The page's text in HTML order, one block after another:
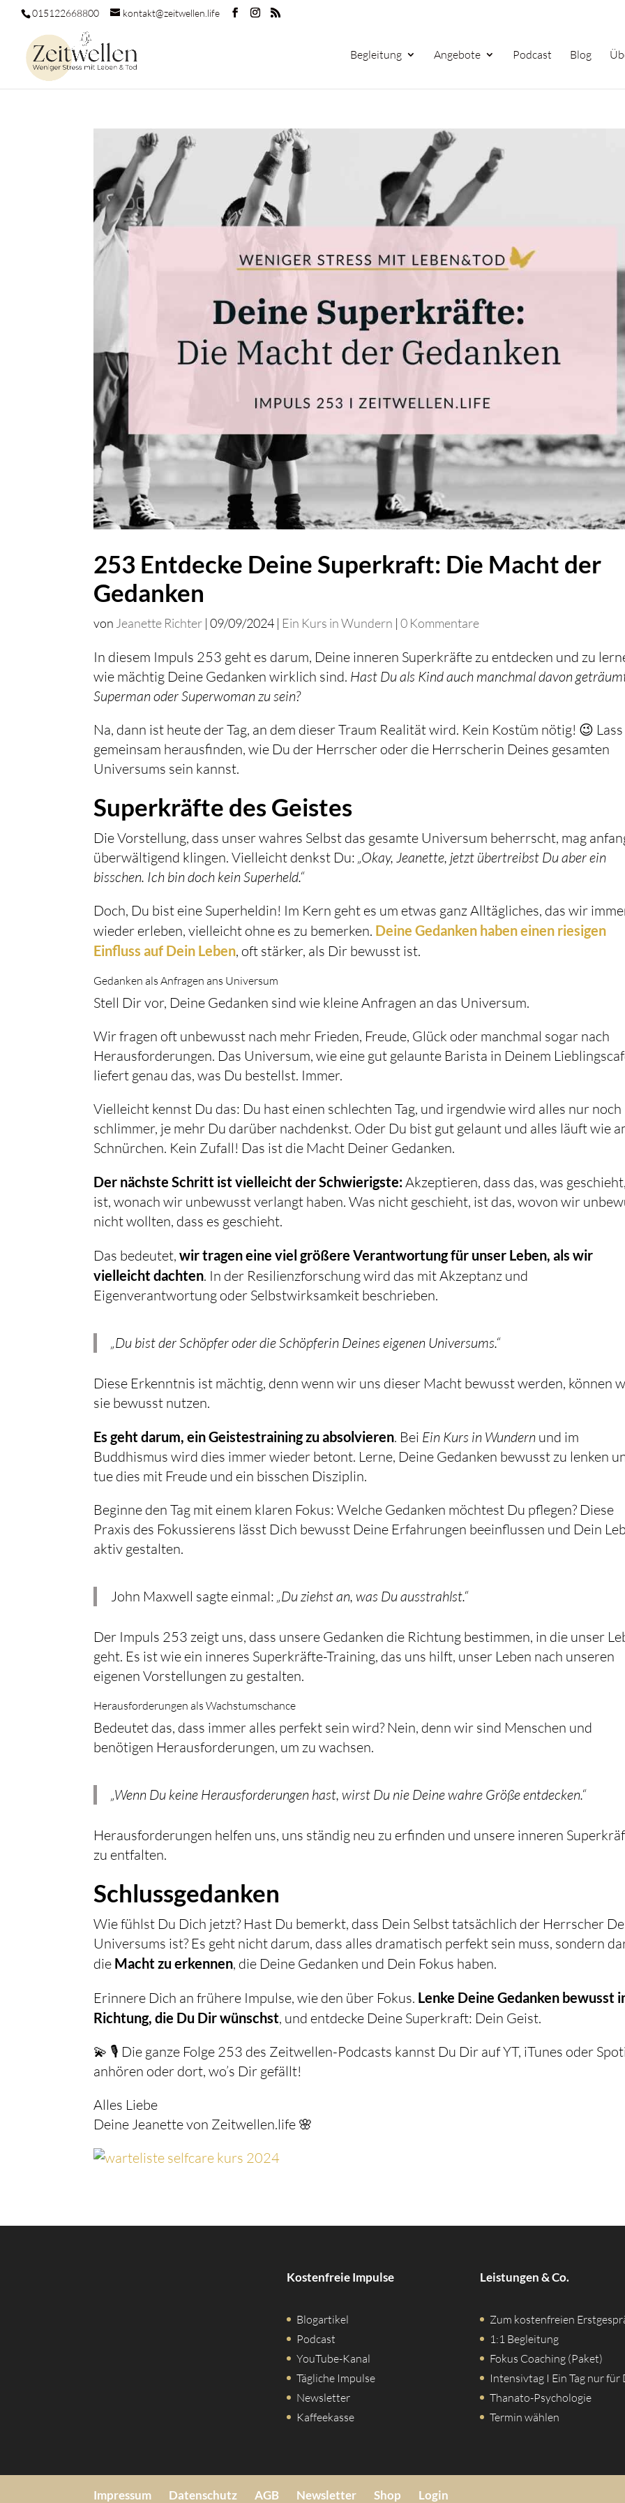
015122668800 kontakt@zeitwellen.life
Begleitung Angebote Podcast Blog
253 Entdecke Deine Superkraft: Die Macht der
Gedanken
von Jeanette Richter |09/09/2024 | Ein Kurs in Wundern |0 Kommentare
In diesem Impuls 253 geht es darum, Deine inneren Superkräfte zu entdecken und zu
wie mächtig Deine Gedanken wirklich sind. Hast Du als Kind auch manchmal davon
Superman oder Superwoman zu sein?
Na, dann ist heute der Tag, an dem dieser Traum Realität wird. Kein Kostüm nötig! 😉
gemeinsam herausfinden, wie Du der Herrscher oder die Herrscherin Deines gesamten
Universums sein kannst.
Superkräfte des Geistes
Die Vorstellung, dass unser wahres Selbst das gesamte Universum beherrscht, mag
überwältigend klingen. Vielleicht denkst Du:„Okay, Jeanette, jetzt übertreibst Du aber ein
bisschen. Ich bin doch kein Superheld.“
Doch, Du bist eine Superheldin! Im Kern geht es um etwas ganz Alltägliches, das wir
wieder erleben, vielleicht ohne es zu bemerken. Deine Gedanken haben einen riesigen
Einfluss auf Dein Leben, oft stärker, als Dir bewusst ist.
Gedanken als Anfragen ans Universum
Stell Dir vor, Deine Gedanken sind wie kleine Anfragen an das Universum.
Wir fragen oft unbewusst nach mehr Frieden, Freude, Glück oder manchmal sogar nach
Herausforderungen. Das Universum, wie eine gut gelaunte Barista in Deinem
liefert genau das, was Du bestellst. Immer.
Vielleicht kennst Du das: Du hast einen schlechten Tag, und irgendwie wird alles nur noch
schlimmer, je mehr Du darüber nachdenkst. Oder Du bist gut gelaunt und alles läuft wie
Schnürchen. Kein Zufall! Das ist die Macht Deiner Gedanken.
Der nächste Schritt ist vielleicht der Schwierigste:Akzeptieren, dass das, was
ist, wonach wir unbewusst verlangt haben. Was nicht geschieht, ist das, wovon wir
nicht wollten, dass es geschieht.
Das bedeutet,wir tragen eine viel größere Verantwortung für unser Leben, als wir
vielleicht dachten. In der Resilienzforschung wird das mit Akzeptanz und
Eigenverantwortung oder Selbstwirksamkeit beschrieben.
„Du bist der Schöpfer oder die Schöpferin Deines eigenen Universums.“
Diese Erkenntnis ist mächtig, denn wenn wir uns dieser Macht bewusst werden, können
sie bewusst nutzen.
Es geht darum, ein Geistestraining zu absolvieren. Bei Ein Kurs in Wundern und im
Buddhismus wird dies immer wieder betont. Lerne, Deine Gedanken bewusst zu lenken
tue dies mit Freude und ein bisschen Disziplin.
Beginne den Tag mit einem klaren Fokus: Welche Gedanken möchtest Du pflegen? Diese
Praxis des Fokussierens lässt Dich bewusst Deine Erfahrungen beeinflussen und Dein
aktiv gestalten.
John Maxwell sagte einmal:„Du ziehst an, was Du ausstrahlst.“
Der Impuls 253 zeigt uns, dass unsere Gedanken die Richtung bestimmen, in die unser
geht. Es ist wie ein inneres Superkräfte-Training, das uns hilft, unser Leben nach unseren
eigenen Vorstellungen zu gestalten.
Herausforderungen als Wachstumschance
Bedeutet das, dass immer alles perfekt sein wird? Nein, denn wir sind Menschen und
benötigen Herausforderungen, um zu wachsen.
„Wenn Du keine Herausforderungen hast, wirst Du nie Deine wahre Größe entdecken.“
Herausforderungen helfen uns, uns ständig neu zu erfinden und unsere inneren
zu entfalten.
Schlussgedanken
Wie fühlst Du Dich jetzt? Hast Du bemerkt, dass Dein Selbst tatsächlich der Herrscher
Universums ist? Es geht nicht darum, dass alles dramatisch perfekt sein muss, sondern
die Macht zu erkennen, die Deine Gedanken und Dein Fokus haben.
Erinnere Dich an frühere Impulse, wie den über Fokus. Lenke Deine Gedanken bewusst
Richtung, die Du Dir wünschst, und entdecke Deine Superkraft: Dein Geist.
💫 🎙️ Die ganze Folge 253 des Zeitwellen-Podcasts kannst Du Dir auf YT, iTunes oder
anhören oder dort, wo’s Dir gefällt!
Alles Liebe
Deine Jeanette von Zeitwellen.life 🌸
Kostenfreie Impulse
Blogartikel
Podcast
YouTube-Kanal
Tägliche Impulse
Newsletter
Kaffeekasse
Leistungen & Co.
Zum kostenfreien
1:1 Begleitung
Fokus Coaching (Paket)
Intensivtag I Ein Tag nur für
Thanato-Psychologie
Termin wählen
Impressum Datenschutz AGB Newsletter Shop Login